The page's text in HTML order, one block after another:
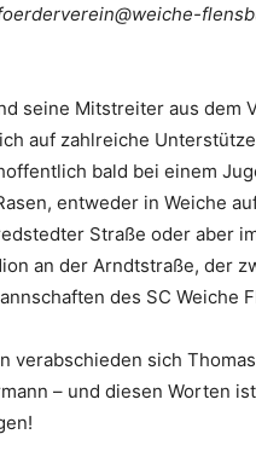
seine Mitstreiter aus dem
auf zahlreiche
bald bei einem
entweder in Weiche
Straße oder aber
an der Arndtstraße, der
des SC Weiche
verabschieden sich
– und diesen Worten